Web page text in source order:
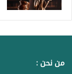
من نحن :